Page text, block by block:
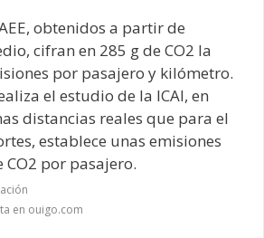
obtenidos a partir de
cifran en 285 g de CO2 la
por pasajero y kilómetro.
el estudio de la ICAI, en
distancias reales que para el
establece unas emisiones
CO2 por pasajero.
en ouigo.com